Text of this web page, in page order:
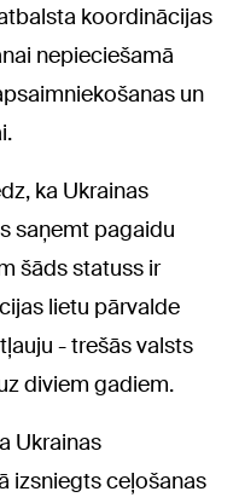
koordinācijas
nepieciešamā
un
ka Ukrainas
saņemt pagaidu
šāds statuss ir
lietu pārvalde
- trešās valsts
diviem gadiem.
Ukrainas
izsniegts ceļošanas